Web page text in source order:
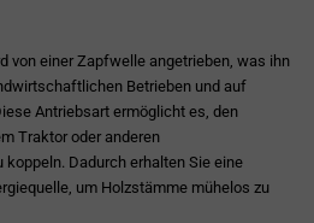
von einer Zapfwelle angetrieben, was ihn
Betrieben und auf
Antriebsart ermöglicht es, den
Traktor oder anderen
Dadurch erhalten Sie eine
um Holzstämme mühelos zu